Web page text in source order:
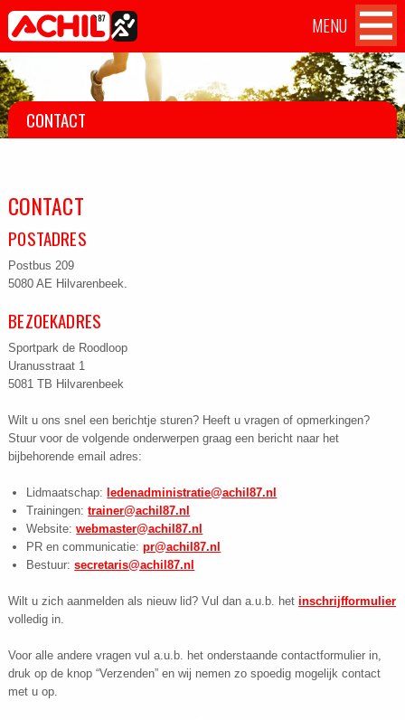
Atletiekvereniging Achil
'87 Hilvarenbeek
MENU
Home
OVER ACHIL
Achil
op
Facebook
CONTACT
CONTACT
POSTADRES
Postbus 209
5080 AE Hilvarenbeek.
BEZOEKADRES
Sportpark de Roodloop
Uranusstraat 1
5081 TB Hilvarenbeek
Wilt u ons snel een berichtje sturen? Heeft u vragen of opmerkingen?
Stuur voor de volgende onderwerpen graag een bericht naar het
bijbehorende email adres:
Lidmaatschap: ledenadministratie@achil87.nl
Trainingen:trainer@achil87.nl
Website:webmaster@achil87.nl
PR en communicatie:pr@achil87.nl
Bestuur:secretaris@achil87.nl
Wilt u zich aanmelden als nieuw lid? Vul dan a.u.b. hetinschrijfformulier
volledig in.
Voor alle andere vragen vul a.u.b. het onderstaande contactformulier in,
druk op de knop “Verzenden” en wij nemen zo spoedig mogelijk contact
met u op.